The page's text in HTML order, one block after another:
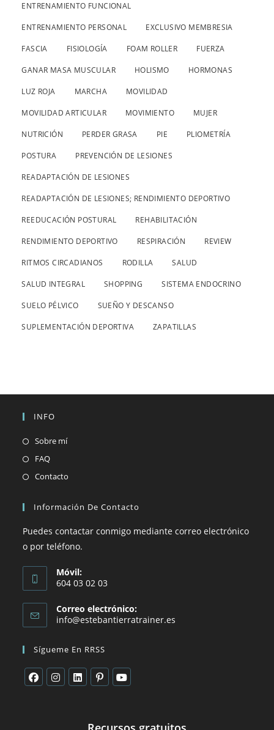
ENTRENAMIENTO FUNCIONAL
ENTRENAMIENTO PERSONAL EXCLUSIVO MEMBRESIA
FASCIA FISIOLOGÍA FOAM ROLLER FUERZA
GANAR MASA MUSCULAR HOLISMO HORMONAS
LUZ ROJA MARCHA MOVILIDAD
MOVILIDAD ARTICULAR MOVIMIENTO MUJER
NUTRICIÓN PERDER GRASA PIE PLIOMETRÍA
POSTURA PREVENCIÓN DE LESIONES
READAPTACIÓN DE LESIONES
READAPTACIÓN DE LESIONES; RENDIMIENTO DEPORTIVO
REEDUCACIÓN POSTURAL REHABILITACIÓN
RENDIMIENTO DEPORTIVO RESPIRACIÓN REVIEW
RITMOS CIRCADIANOS RODILLA SALUD
SALUD INTEGRAL SHOPPING SISTEMA ENDOCRINO
SUELO PÉLVICO SUEÑO Y DESCANSO
SUPLEMENTACIÓN DEPORTIVA ZAPATILLAS
INFO
Sobre míSe
nueva
FAQSe
abre
una
pestaña
Contacto
en
nueva
pestaña
Información De Contacto
Puedes contactar conmigo mediante correo electrónico
o por teléfono.
Móvil:
604 03 02 03
Correo electrónico:
info@estebantierratrainer.es
Sígueme En RRSS
en
en